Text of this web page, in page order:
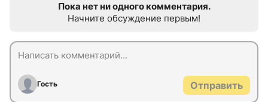
Пока нет ни одного комментария.
Начните обсуждение первым!
Гость Отправить